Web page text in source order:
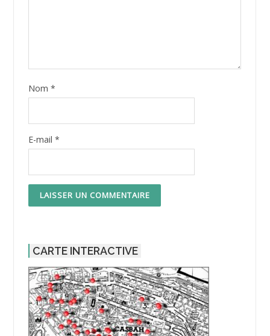
Nom *
E-mail *
CARTE INTERACTIVE